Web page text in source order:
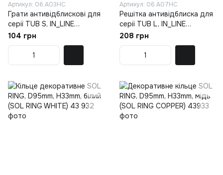
Артикул: 06.A03HC
Грати антивідблискові для
серії TUB S, IN_LINE
HONEYCOMB SD23mm
(06.A03HC)
104 грн
Артикул: 06.A07HC
Решітка антивідблиска для
серії TUB L, IN_LINE
HONEYCOMB Lчорний
(06.A07HC)
208 грн